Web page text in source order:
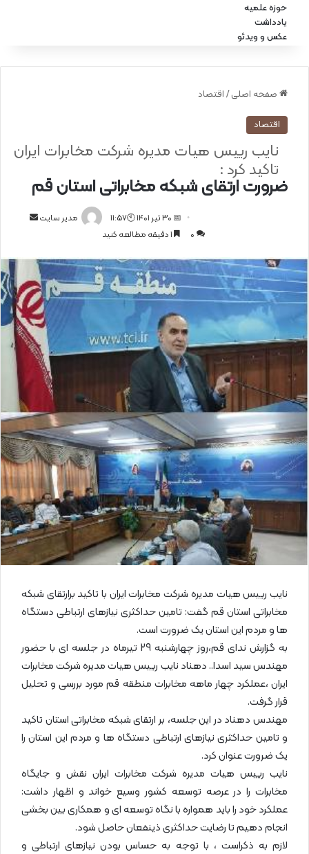
حوزه علمیه
یادداشت
عکس و ویدئو
صفحه اصلی / اقتصاد
اقتصاد
ضرورت ارتقای شبکه مخابراتی استان قم
نایب رییس هیات مدیره شرکت مخابرات ایران
تاکید کرد :
مدیر سایت
ل
ا
ی
م
ی
📅 30 تیر 1401 🕙11:57
0
نایب رییس هیات مدیره شرکت مخابرات ایران با تاکید برارتقای شبکه
مخابراتی استان قم گفت: تامین حداکثری نیازهای ارتباطی دستگاه
ها و مردم این استان یک ضرورت است.
به گزارش ندای قم،روز چهارشنبه 29 تیرماه در جلسه ای با حضور
مهندس سید اسدا.. دهناد نایب رییس هیات مدیره شرکت مخابرات
ایران ،عملکرد چهار ماهه مخابرات منطقه قم مورد بررسی و تحلیل
قرار گرفت.
مهندس دهناد در این جلسه، بر ارتقای شبکه مخابراتی استان تاکید
و تامین حداکثری نیازهای ارتباطی دستگاه ها و مردم این استان را
یک ضرورت عنوان کرد.
نایب رییس هیات مدیره شرکت مخابرات ایران نقش و جایگاه
مخابرات را در عرصه توسعه کشور وسیع خواند و اظهار داشت:
عملکرد خود را باید همواره با نگاه توسعه ای و همکاری بین بخشی
انجام دهیم تا رضایت حداکثری ذینفعان حاصل شود.
لازم به ذکراست ، با توجه به حساس بودن نیازهای ارتباطی و